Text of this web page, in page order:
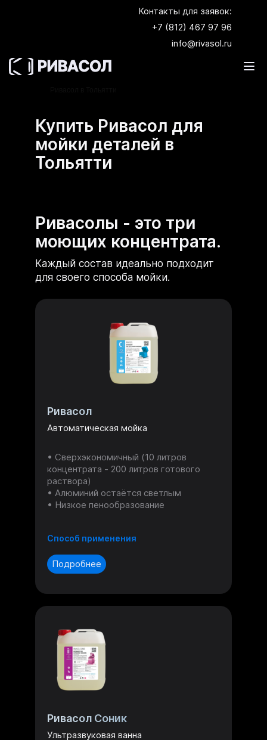
Контакты для заявок:
+7 (812) 467 97 96
info@rivasol.ru
Купить Ривасол для
мойки деталей в
Тольятти
Ривасолы - это три
моющих концентрата.
Каждый состав идеально подходит
для своего способа мойки.
Ривасол
Автоматическая мойка
Сверхэкономичный (10 литров
концентрата - 200 литров готового
раствора)
Алюминий остаётся светлым
Низкое пенообразование
Способ применения
Подробнее
Ривасол Соник
Ультразвуковая ванна